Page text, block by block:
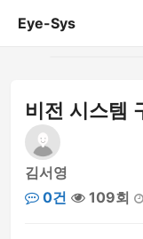
Eye-Sys
게시판
비전 시스템
김서영
0건
109회